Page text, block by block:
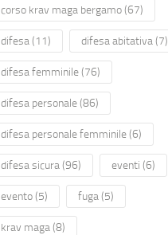
corso krav maga bergamo(67)
difesa (11) difesa abitativa (7)
difesa femminile(76)
difesa personale(86)
difesa personale femminile(6)
difesa sicura (96) eventi (6)
evento(5) fuga (5)
krav maga (8)